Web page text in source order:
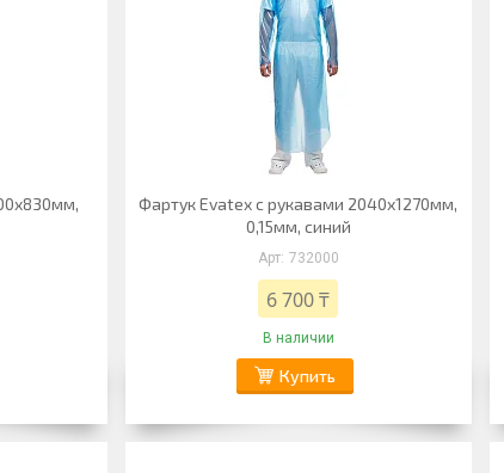
Фартук Evatex с рукавами 2040х1270мм,
0,15мм, синий
732000
6 700 ₸
В наличии
Купить